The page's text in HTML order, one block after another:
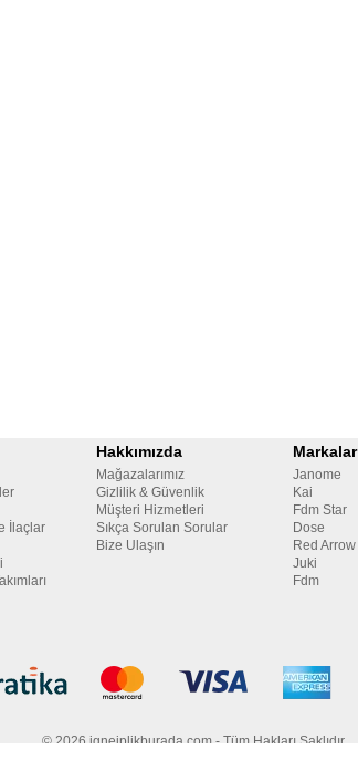
İlaçlar
Hakkımızda
Mağazalarımız
Gizlilik & Güvenlik
Müşteri Hizmetleri
Sıkça Sorulan Sorular
Bize Ulaşın
Markalar
Janome
Kai
Fdm Star
Dose
Red Arrow
Juki
Fdm
© 2026 igneiplikburada.com - Tüm Hakları Saklıdır.